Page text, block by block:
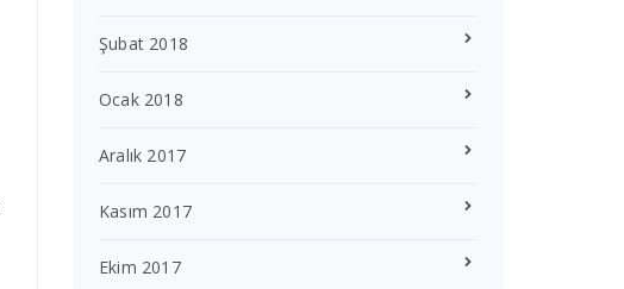
Şubat 2018
Ocak 2018
Aralık 2017
Kasım 2017
Ekim 2017